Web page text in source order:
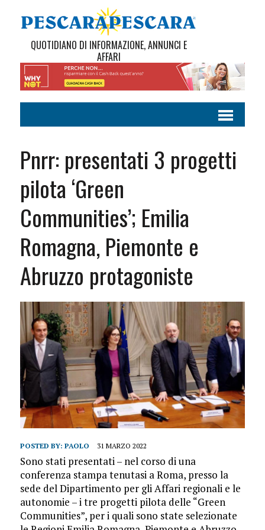
QUOTIDIANO DI INFORMAZIONE, ANNUNCI E
AFFARI
Pnrr: presentati 3 progetti
pilota ‘Green
Communities’; Emilia
Romagna, Piemonte e
Abruzzo protagoniste
POSTED BY: PAOLO 31 MARZO 2022
Sono stati presentati – nel corso di una
conferenza stampa tenutasi a Roma, presso la
sede del Dipartimento per gli Affari regionali e le
autonomie – i tre progetti pilota delle “Green
Communities”, per i quali sono state selezionate